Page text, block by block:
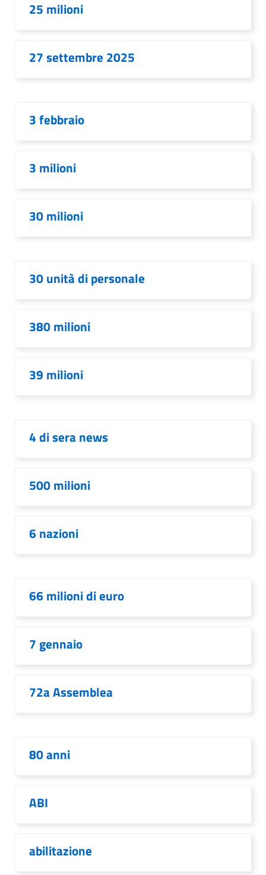
25 milioni
27 settembre 2025
3 febbraio
3 milioni
30 milioni
30 unità di personale
380 milioni
39 milioni
4 di sera news
500 milioni
6 nazioni
66 milioni di euro
7 gennaio
72a Assemblea
80 anni
ABI
abilitazione